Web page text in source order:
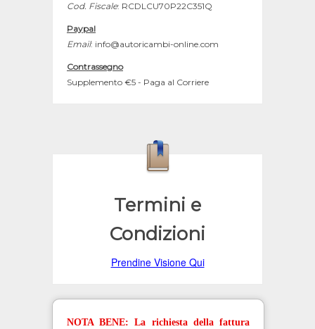
Cod. Fiscale: RCDLCU70P22C351Q
Paypal
Email: info@autoricambi-online.com
Contrassegno
Supplemento €5 - Paga al Corriere
Termini e
Condizioni
Prendine Visione Qui
NOTA BENE: La richiesta della fattura